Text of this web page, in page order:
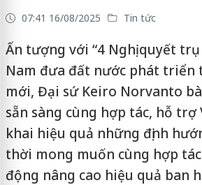
07:41 16/08/2025 Tin tức
Ấn tượng với “4 Nghị quyết trụ
Nam đưa đất nước phát triển
mới, Đại sứ Keiro Norvanto
sẵn sàng cùng hợp tác, hỗ
khai hiệu quả những định
thời mong muốn cùng hợp
động nâng cao hiệu quả ban